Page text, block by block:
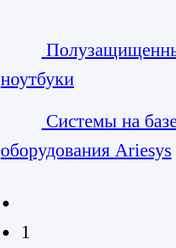
ноутбуки
Системы на
оборудования Ariesys
1